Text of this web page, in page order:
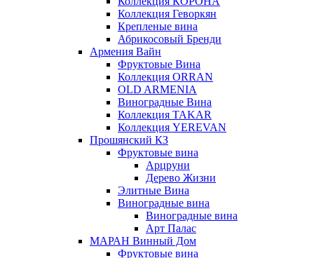
Коллекция Геворкян
Крепленые вина
Абрикосовый Бренди
Армения Вайн
Фруктовые Вина
Коллекция ORRAN
OLD ARMENIA
Виноградные Вина
Коллекция TAKAR
Коллекция YEREVAN
Прошянский КЗ
Фруктовые вина
Арцруни
Дерево Жизни
Элитные Вина
Виноградные вина
Виноградные вина
Арт Палас
МАРАН Винный Дом
Фруктовые вина